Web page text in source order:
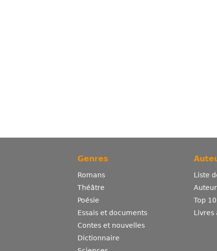
Genres
Romans
Théâtre
Poésie
Essais et documents
Contes et nouvelles
Dictionnaire
Liste
Top
Livres